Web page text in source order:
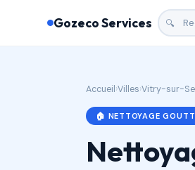
Gozeco Services 🔍
Accueil ›Villes›Vitry-sur-
🏠 NETTOYAGE